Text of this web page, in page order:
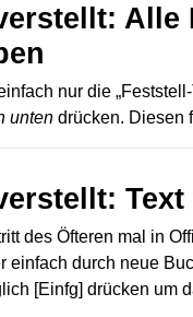
Alle
nur die
unten drücken. Diesen
des Öfteren mal in
einfach durch neue
[Einfg] drücken um